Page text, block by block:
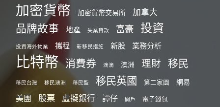
加密貨幣 加密貨幣交易所 加拿大
品牌故事 地產 失業貸款 富豪 投資
投資海外物業 攜程 新移民措施 新股 業務分析
比特幣 消費券 滴滴 澳洲 理財 移民
移民台灣 移民澳洲 移民監 移民英國 第二家園 網易
美團 股票 虛擬銀行 譚仔 開戶 電子錢包